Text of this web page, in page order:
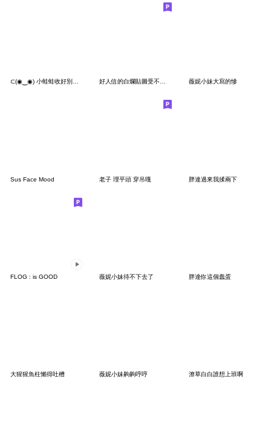
⊂(◉‿◉) 小蛙蛙收好別再掉了 好人信的白爛貼圖受不鳥篇 薇妮小妹大寫的慘
Sus Face Mood 老子 理平頭 穿吊嘎 胖達過來我揉兩下
FLOG : is GOOD 薇妮小妹待不下去了 胖達你這個蠢蛋
大猩猩魚柱懶得吐槽 薇妮小妹齁齁哼哼 潦草白白誰想上班啊